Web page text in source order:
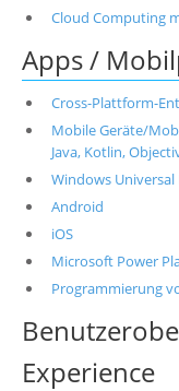
Cloud Computing
Apps /
Cross-Plattform-
Mobile Geräte/
Java, Kotlin,
Windows Universal
Android
iOS
Microsoft Power
Programmierung
Experience